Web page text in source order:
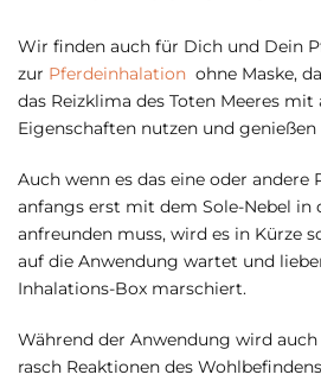
Wir finden auch für Dich und Dein
zur Pferdeinhalation ohne Maske,
das Reizklima des Toten Meeres
Eigenschaften nutzen und genießen
Auch wenn es das eine oder andere
anfangs erst mit dem Sole-Nebel in
anfreunden muss, wird es in Kürze
auf die Anwendung wartet und
Inhalations-Box marschiert.
Während der Anwendung wird
rasch Reaktionen des